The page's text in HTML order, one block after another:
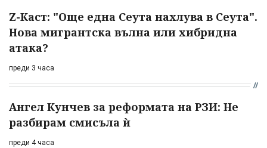
Z-Каст: "Още една Сеута нахлува в Сеута".
Нова мигрантска вълна или хибридна
атака?
преди 3 часа
Ангел Кунчев за реформата на РЗИ: Не
разбирам смисъла ѝ
преди 4 часа